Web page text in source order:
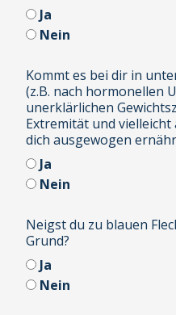
Ja
Nein
Kommt es bei dir in
(z.B. nach hormonellen
unerklärlichen
Extremität und
dich ausgewogen
Ja
Nein
Neigst du zu blauen
Grund?
Ja
Nein